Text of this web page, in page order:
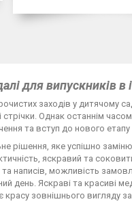
для випускників в
заходів у дитячому
стрічки. Однак останнім
та вступ до нового
рішення, яке успішно
яскравий та
та написів, можливість
день. Яскраві та красиві
зовнішнього вигляду